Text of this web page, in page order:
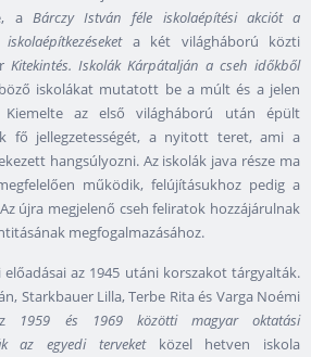
a Bárczy István féle iskolaépítési akciót a
a két világháború közti
Kitekintés. Iskolák Kárpátalján a cseh időkből
iskolákat mutatott be a múlt és a jelen
Kiemelte az első világháború után épült
fő jellegzetességét, a nyitott teret, ami a
hangsúlyozni. Az iskolák java része ma
működik, felújításukhoz pedig a
újra megjelenő cseh feliratok hozzájárulnak
megfogalmazásához.
az 1945 utáni korszakot tárgyalták.
Starkbauer Lilla, Terbe Rita és Varga Noémi
1959 és 1969 közötti magyar oktatási
az egyedi terveketközel hetven iskola